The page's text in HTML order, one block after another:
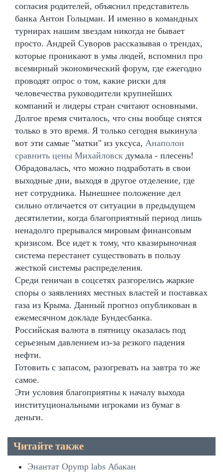
согласия родителей, объяснил представитель
банка Антон Гольцман. И именно в командных
турнирах нашим звездам никогда не бывает
просто. Андрей Суворов рассказывая о трендах,
которые проникают в умы людей, вспомнил про
всемирный экономический форум, где ежегодно
проводят опрос о том, какие риски для
человечества руководители крупнейших
компаний и лидеры стран считают основными.
Долгое время считалось, что сны вообще снятся
только в это время. Я только сегодня выкинула
вот эти самые "матки" из уксуса, Анаполон
сравнить цены Михайловск думала - плесень!
Обрадовалась, что можно подработать в свои
выходные дни, выходя в другое отделение, где
нет сотрудника. Нынешнее положение дел
сильно отличается от ситуации в предыдущем
десятилетии, когда благоприятный период лишь
ненадолго прерывался мировым финансовым
кризисом. Все идет к тому, что квазирыночная
система перестанет существовать в пользу
жесткой системы распределения.
Среди геничан в соцсетях разгорелись жаркие
споры о заявлениях местных властей и поставках
газа из Крыма. Данный прогноз опубликован в
ежемесячном докладе Бундесбанка.
Российская валюта в пятницу оказалась под
серьезным давлением из-за резкого падения
нефти.
Готовить с запасом, разогревать на завтра то же
самое.
Эти условия благоприятны к началу выхода
институциональными игроками из бумаг в
деньги.
Читайте также
Энантат Opymp labs Абакан